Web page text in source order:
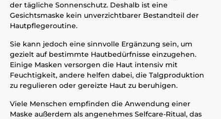
der tägliche Sonnenschutz. Deshalb ist eine
Gesichtsmaske kein unverzichtbarer Bestandteil der
Hautpflegeroutine.
Sie kann jedoch eine sinnvolle Ergänzung sein, um
gezielt auf bestimmte Hautbedürfnisse einzugehen.
Einige Masken versorgen die Haut intensiv mit
Feuchtigkeit, andere helfen dabei, die Talgproduktion
zu regulieren oder gereizte Haut zu beruhigen.
Viele Menschen empfinden die Anwendung einer
Maske außerdem als angenehmes Selfcare-Ritual, das